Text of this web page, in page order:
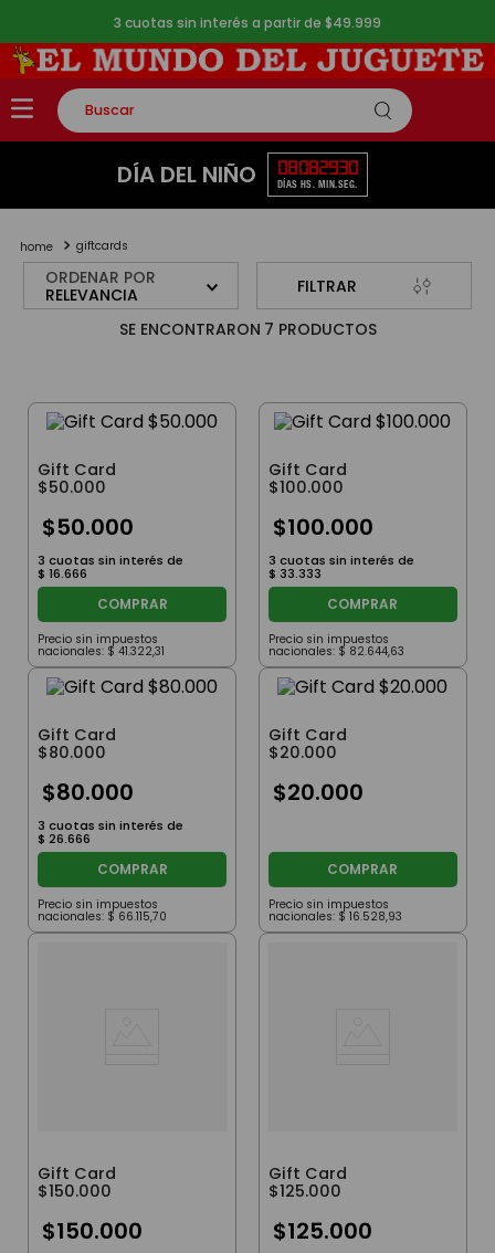
3 cuotas sin interés a partir de $49.999
Buscar
TÉRMINOS MÁS BUSCADOS
3.
peluche
4.
monopatin
DÍA DEL NIÑO 08
DÍAS
08
HS.
29
MIN.
30
SEG.
giftcards
ORDENAR POR
RELEVANCIA
FILTRAR
7 PRODUCTOS
Gift Card
$50.000
$50.000
3 cuotas sin interés de
$ 16.666
COMPRAR
Precio sin impuestos
nacionales: $ 41.322,31
Gift Card
$100.000
$100.000
3 cuotas sin interés de
$ 33.333
COMPRAR
Precio sin impuestos
nacionales: $ 82.644,63
Gift Card
$80.000
$80.000
3 cuotas sin interés de
$ 26.666
COMPRAR
Precio sin impuestos
nacionales: $ 66.115,70
Gift Card
$20.000
$20.000
COMPRAR
Precio sin impuestos
nacionales: $ 16.528,93
Gift Card
$150.000
$150.000
Gift Card
$125.000
$125.000